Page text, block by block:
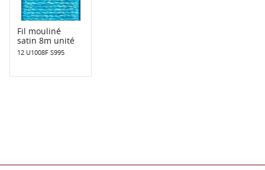
Fil mouliné
satin 8m unité
12 U1008F S995